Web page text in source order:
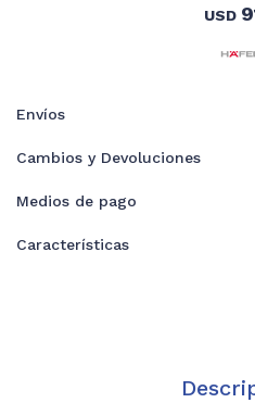
USD
Envíos
Cambios y Devoluciones
Medios de pago
Características